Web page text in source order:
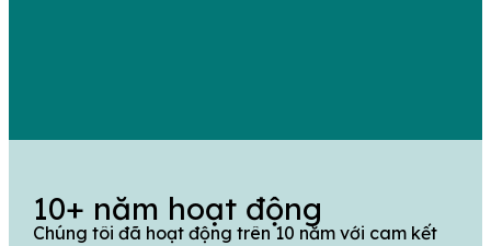
10+ năm hoạt động
Chúng tôi đã hoạt động trên 10 năm với cam kết